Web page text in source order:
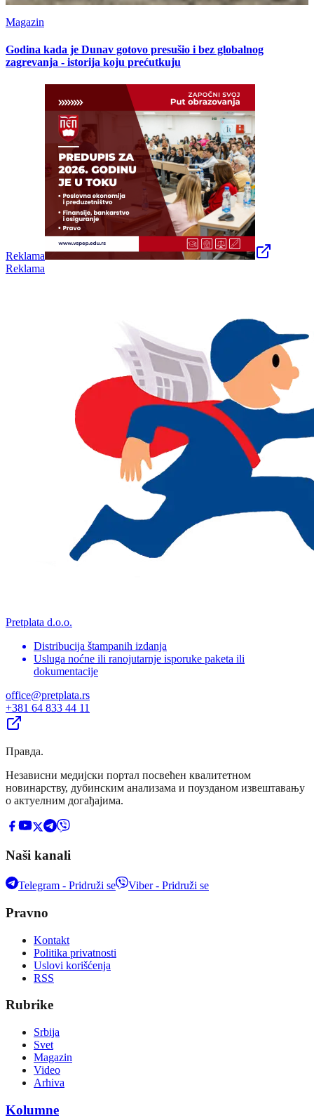
Magazin
Godina kada je Dunav gotovo presušio i bez globalnog
zagrevanja - istorija koju prećutkuju
Reklama
Reklama
Pretplata d.o.o.
Distribucija štampanih izdanja
Usluga noćne ili ranojutarnje isporuke paketa ili
dokumentacije
office@pretplata.rs
+381 64 833 44 11
Правда.
Независни медијски портал посвећен квалитетном
новинарству, дубинским анализама и поузданом извештавању
о актуелним догађајима.
Naši kanali
Telegram - Pridruži se Viber - Pridruži se
Pravno
Kontakt
Politika privatnosti
Uslovi korišćenja
RSS
Rubrike
Srbija
Svet
Magazin
Video
Arhiva
Kolumne